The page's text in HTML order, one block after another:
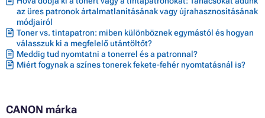
az üres patronok ártalmatlanításának vagy újrahasznosításának
módjairól
Toner vs. tintapatron: miben különböznek egymástól és hogyan
válasszuk ki a megfelelő utántöltőt?
Meddig tud nyomtatni a tonerrel és a patronnal?
Miért fogynak a színes tonerek fekete-fehér nyomtatásnál is?
CANON márka